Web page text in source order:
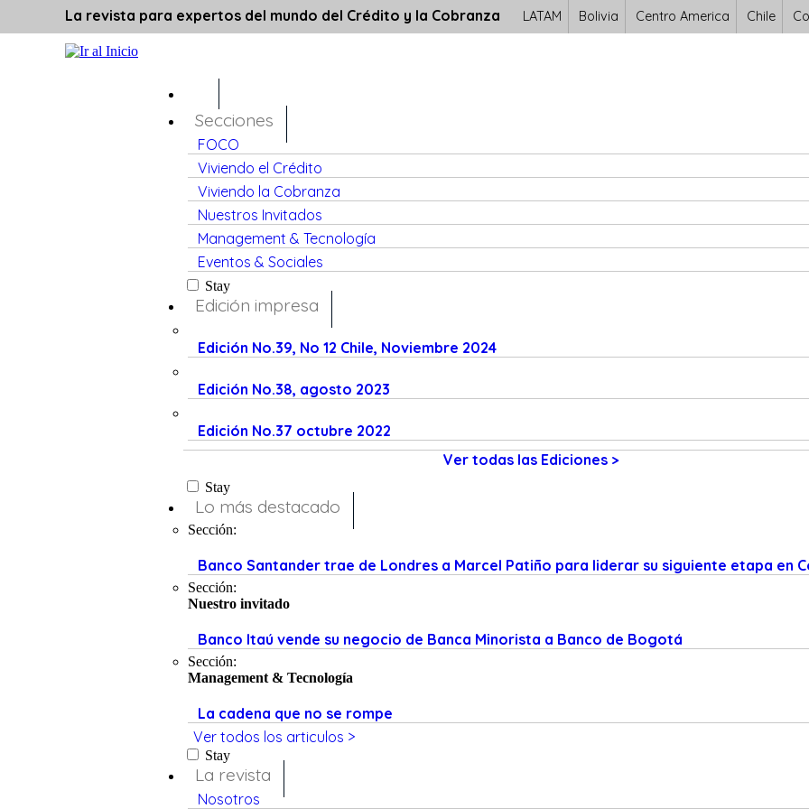
La revista para expertos del mundo del Crédito y la Cobranza LATAM Bolivia Centro America Chile
Secciones
FOCO
Viviendo el Crédito
Viviendo la Cobranza
Nuestros Invitados
Management & Tecnología
Eventos & Sociales
Stay
Edición impresa
Edición No.39, No 12 Chile, Noviembre 2024
Edición No.38, agosto 2023
Edición No.37 octubre 2022
Ver todas las Ediciones >
Stay
Lo más destacado
Sección:
Banco Santander trae de Londres a Marcel Patiño para liderar su siguiente etapa en
Sección:
Nuestro invitado
Banco Itaú vende su negocio de Banca Minorista a Banco de Bogotá
Sección:
Management & Tecnología
La cadena que no se rompe
Ver todos los articulos >
Stay
La revista
Nosotros